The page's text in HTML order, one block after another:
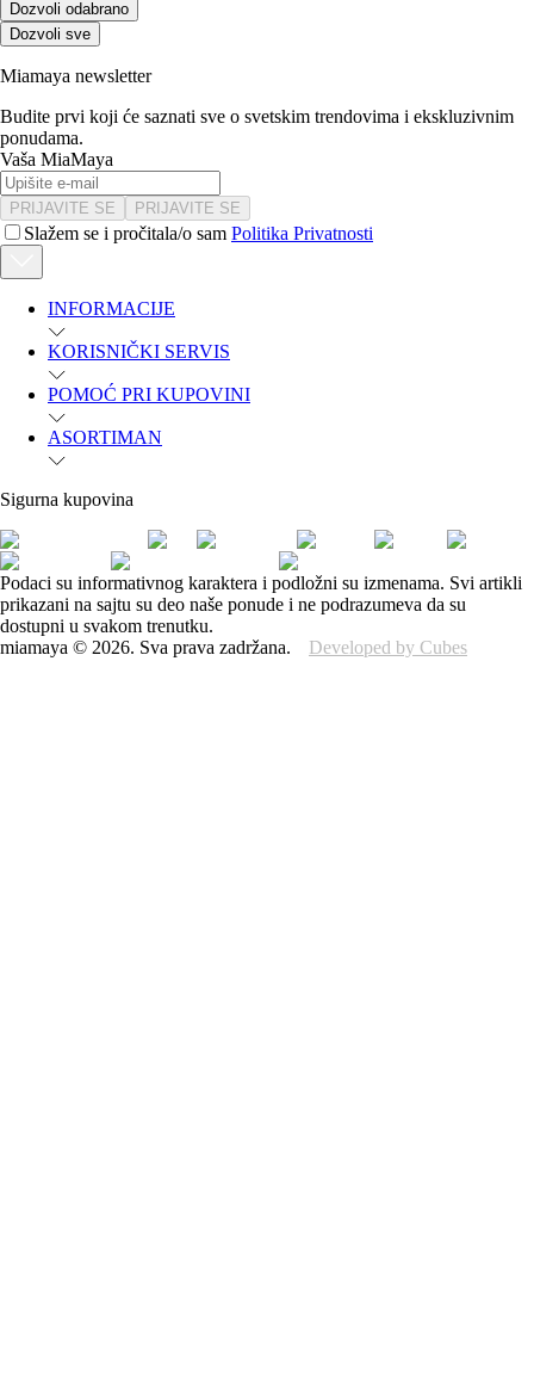
Dozvoli odabrano
Dozvoli sve
Miamaya newsletter
Budite prvi koji će saznati sve o svetskim trendovima i ekskluzivnim
ponudama.
Vaša MiaMaya
PRIJAVITE SE PRIJAVITE SE
Slažem se i pročitala/o sam Politika Privatnosti
INFORMACIJE
KORISNIČKI SERVIS
POMOĆ PRI KUPOVINI
ASORTIMAN
Sigurna kupovina
Podaci su informativnog karaktera i podložni su izmenama. Svi artikli
prikazani na sajtu su deo naše ponude i ne podrazumeva da su
dostupni u svakom trenutku.
miamaya © 2026. Sva prava zadržana. Developed by Cubes